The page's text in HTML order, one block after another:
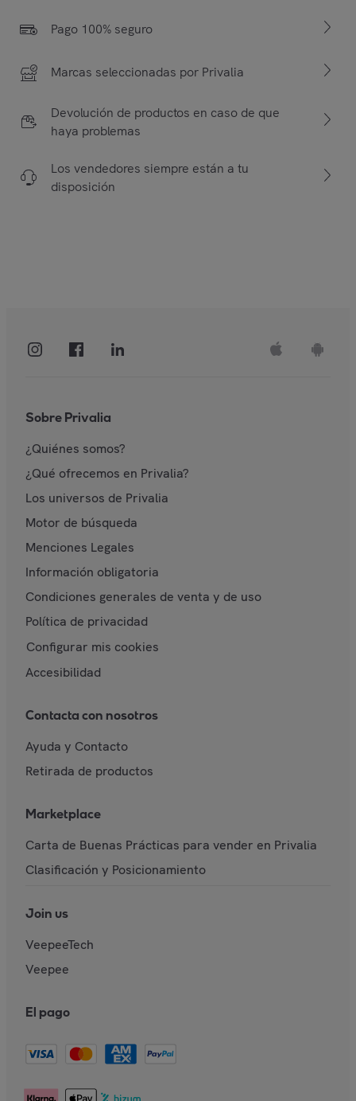
Pago 100% seguro
Marcas seleccionadas por Privalia
Devolución de productos en caso de que
haya problemas
Los vendedores siempre están a tu
disposición
Sobre Privalia
¿Quiénes somos?
¿Qué ofrecemos en Privalia?
Los universos de Privalia
Motor de búsqueda
Menciones Legales
Información obligatoria
Condiciones generales de venta y de uso
Política de privacidad
Configurar mis cookies
Accesibilidad
Contacta con nosotros
Ayuda y Contacto
Retirada de productos
Marketplace
Carta de Buenas Prácticas para vender en Privalia
Clasificación y Posicionamiento
Join us
VeepeeTech
Veepee
El pago